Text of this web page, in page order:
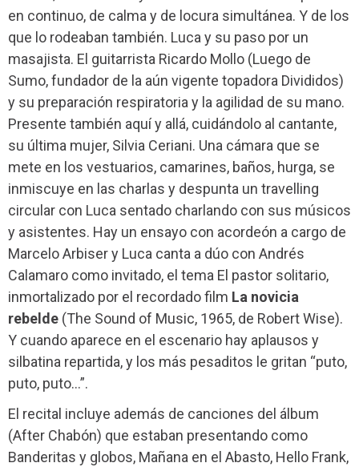
en continuo, de calma y de locura simultánea. Y de los
que lo rodeaban también. Luca y su paso por un
masajista. El guitarrista Ricardo Mollo (Luego de
Sumo, fundador de la aún vigente topadora Divididos)
y su preparación respiratoria y la agilidad de su mano.
Presente también aquí y allá, cuidándolo al cantante,
su última mujer, Silvia Ceriani. Una cámara que se
mete en los vestuarios, camarines, baños, hurga, se
inmiscuye en las charlas y despunta un travelling
circular con Luca sentado charlando con sus músicos
y asistentes. Hay un ensayo con acordeón a cargo de
Marcelo Arbiser y Luca canta a dúo con Andrés
Calamaro como invitado, el tema El pastor solitario,
inmortalizado por el recordado film La novicia
rebelde (The Sound of Music, 1965, de Robert Wise).
Y cuando aparece en el escenario hay aplausos y
silbatina repartida, y los más pesaditos le gritan “puto,
puto, puto…”.
El recital incluye además de canciones del álbum
(After Chabón) que estaban presentando como
Banderitas y globos, Mañana en el Abasto, Hello Frank,